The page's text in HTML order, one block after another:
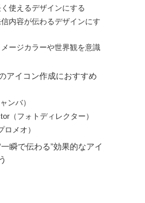
使えるデザインにする
内容が伝わるデザインにす
ージカラーや世界観を意識
アイコン作成におすすめ
ンバ）
（フォトディレクター）
メオ）
瞬で伝わる”効果的なアイ